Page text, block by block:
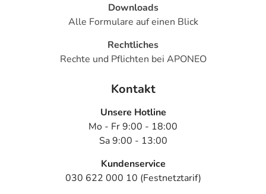
Downloads
Alle Formulare auf einen Blick
Rechtliches
Rechte und Pflichten bei APONEO
Kontakt
Unsere Hotline
Mo - Fr 9:00 - 18:00
Sa 9:00 - 13:00
Kundenservice
030 622 000 10 (Festnetztarif)